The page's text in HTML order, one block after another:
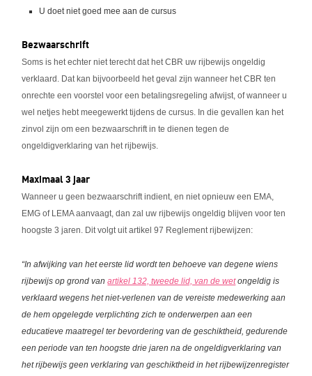
U doet niet goed mee aan de cursus
Bezwaarschrift
Soms is het echter niet terecht dat het CBR uw rijbewijs ongeldig
verklaard. Dat kan bijvoorbeeld het geval zijn wanneer het CBR ten
onrechte een voorstel voor een betalingsregeling afwijst, of wanneer u
wel netjes hebt meegewerkt tijdens de cursus. In die gevallen kan het
zinvol zijn om een bezwaarschrift in te dienen tegen de
ongeldigverklaring van het rijbewijs.
Maximaal 3 jaar
Wanneer u geen bezwaarschrift indient, en niet opnieuw een EMA,
EMG of LEMA aanvaagt, dan zal uw rijbewijs ongeldig blijven voor ten
hoogste 3 jaren. Dit volgt uit artikel 97 Reglement rijbewijzen:
“In afwijking van het eerste lid wordt ten behoeve van degene wiens
rijbewijs op grond vanartikel 132, tweede lid, van de wetongeldig is
verklaard wegens het niet-verlenen van de vereiste medewerking aan
de hem opgelegde verplichting zich te onderwerpen aan een
educatieve maatregel ter bevordering van de geschiktheid, gedurende
een periode van ten hoogste drie jaren na de ongeldigverklaring van
het rijbewijs geen verklaring van geschiktheid in het rijbewijzenregister